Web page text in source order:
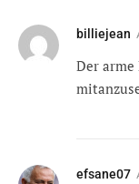
billiejean
Der arme
efsane07